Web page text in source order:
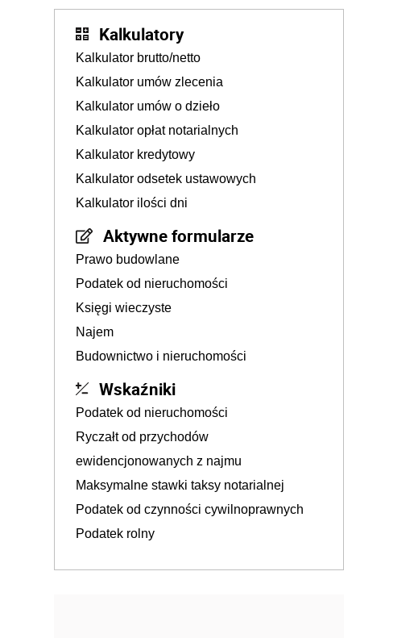
Kalkulatory
Kalkulator brutto/netto
Kalkulator umów zlecenia
Kalkulator umów o dzieło
Kalkulator opłat notarialnych
Kalkulator kredytowy
Kalkulator odsetek ustawowych
Kalkulator ilości dni
Aktywne formularze
Prawo budowlane
Podatek od nieruchomości
Księgi wieczyste
Najem
Budownictwo i nieruchomości
Wskaźniki
Podatek od nieruchomości
Ryczałt od przychodów
ewidencjonowanych z najmu
Maksymalne stawki taksy notarialnej
Podatek od czynności cywilnoprawnych
Podatek rolny